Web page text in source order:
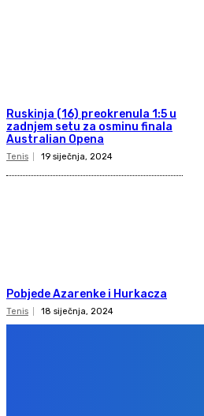
Ruskinja (16) preokrenula 1:5 u
zadnjem setu za osminu finala
Australian Opena
Tenis 19 siječnja, 2024
Pobjede Azarenke i Hurkacza
Tenis 18 siječnja, 2024